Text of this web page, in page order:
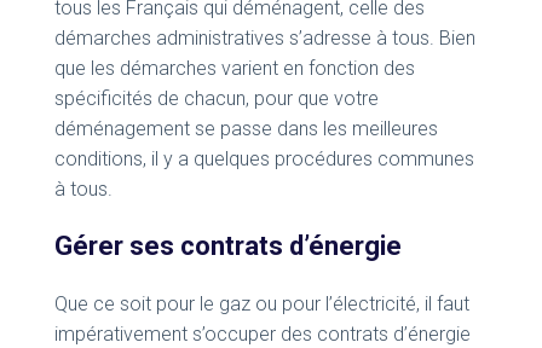
tous les Français qui déménagent, celle des
démarches administratives s’adresse à tous. Bien
que les démarches varient en fonction des
spécificités de chacun, pour que votre
déménagement se passe dans les meilleures
conditions, il y a quelques procédures communes
à tous.
Gérer ses contrats d’énergie
Que ce soit pour le gaz ou pour l’électricité, il faut
impérativement s’occuper des contrats d’énergie